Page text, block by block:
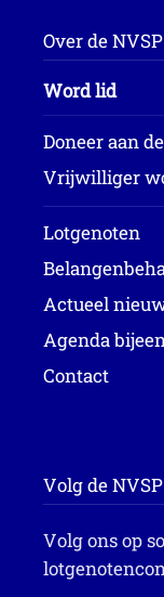
Over de NVSP
Word lid
Doneer aan
Vrijwilliger
Lotgenoten
Actueel
Agenda
Contact
Volg de NVSP
Volg ons op